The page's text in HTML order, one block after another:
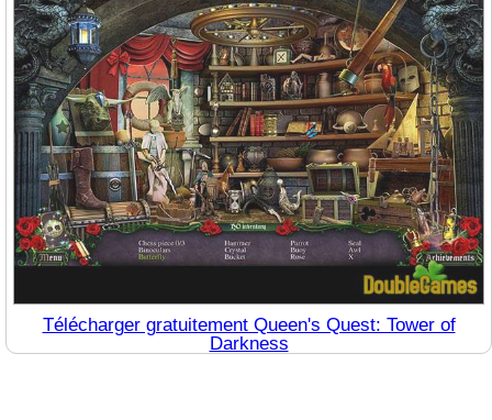
Télécharger gratuitement Queen's Quest: Tower of
Darkness